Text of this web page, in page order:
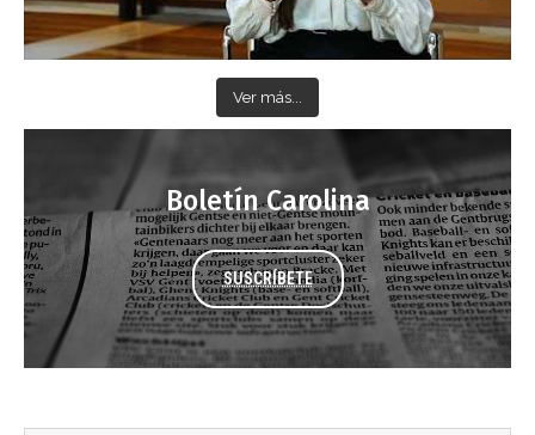
Ver más...
Boletín Carolina
SUSCRÍBETE